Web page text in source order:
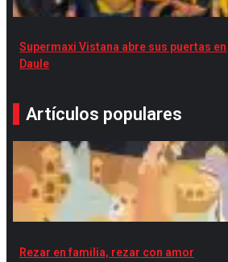
Supermaxi Vistana abre sus puertas en
Daule
Artículos populares
Rezar en familia, rezar con amor